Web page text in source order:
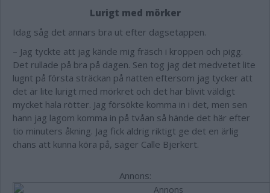
Lurigt med mörker
Idag såg det annars bra ut efter dagsetappen.
– Jag tyckte att jag kände mig fräsch i kroppen och pigg.
Det rullade på bra på dagen. Sen tog jag det medvetet lite
lugnt på första sträckan på natten eftersom jag tycker att
det är lite lurigt med mörkret och det har blivit väldigt
mycket hala rötter. Jag försökte komma in i det, men sen
hann jag lagom komma in på tvåan så hände det här efter
tio minuters åkning. Jag fick aldrig riktigt ge det en ärlig
chans att kunna köra på, säger Calle Bjerkert.
Annons: